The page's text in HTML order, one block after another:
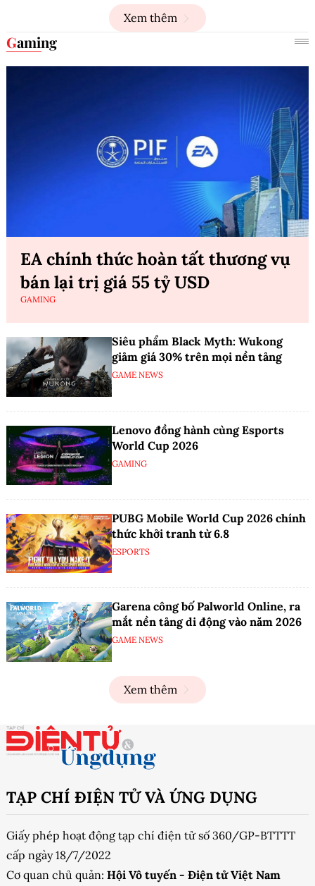
Xem thêm
Gaming
EA chính thức hoàn tất thương vụ
bán lại trị giá 55 tỷ USD
GAMING
Siêu phẩm Black Myth: Wukong
giảm giá 30% trên mọi nền tảng
GAME NEWS
Lenovo đồng hành cùng Esports
World Cup 2026
GAMING
PUBG Mobile World Cup 2026 chính
thức khởi tranh từ 6.8
ESPORTS
Garena công bố Palworld Online, ra
mắt nền tảng di động vào năm 2026
GAME NEWS
Xem thêm
TẠP CHÍ ĐIỆN TỬ VÀ ỨNG DỤNG
Giấy phép hoạt động tạp chí điện tử số 360/GP-BTTTT
cấp ngày 18/7/2022
Cơ quan chủ quản: Hội Vô tuyến - Điện tử Việt Nam